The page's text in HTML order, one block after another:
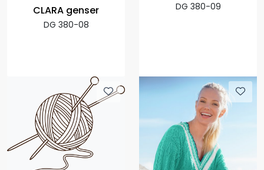
CLARA genser
DG 380-08
DG 380-09